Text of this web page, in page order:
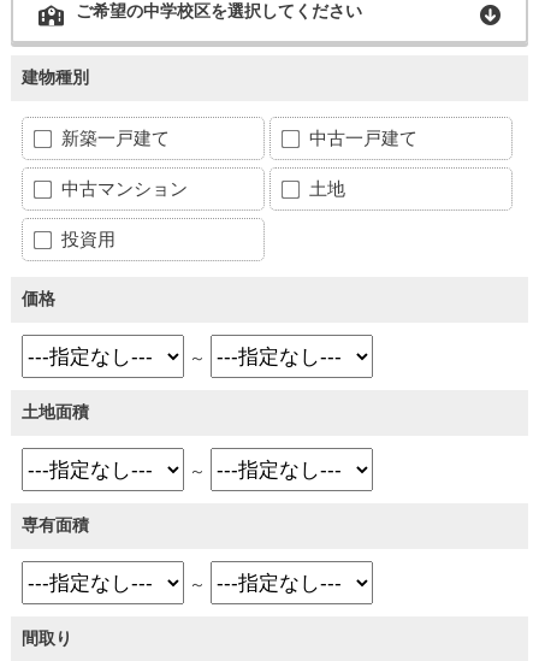
ご希望の中学校区を選択してください
建物種別
新築一戸建て 中古一戸建て
中古マンション 土地
投資用
価格
～
土地面積
～
専有面積
～
間取り